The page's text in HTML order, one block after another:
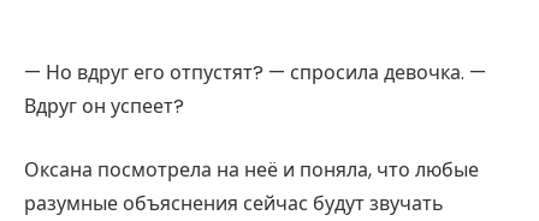
— Но вдруг его отпустят? — спросила девочка. —
Вдруг он успеет?
Оксана посмотрела на неё и поняла, что любые
разумные объяснения сейчас будут звучать